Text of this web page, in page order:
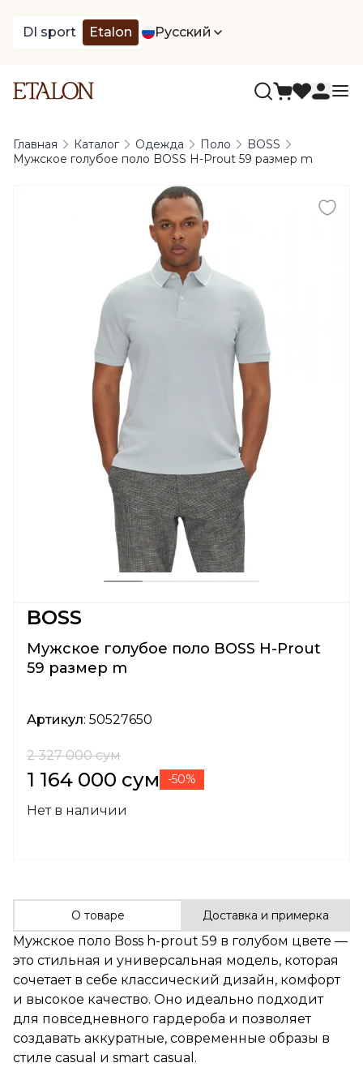
DI sport Etalon Русский
Главная Каталог Одежда Поло
BOSS
Мужское голубое поло BOSS H-Prout 59 размер m
BOSS
Мужское голубое поло BOSS H-Prout
59 размер m
Артикул: 50527650
2 327 000 сум
1 164 000 сум -50%
Нет в наличии
О товаре Доставка и примерка
Мужское поло Boss h-prout 59 в голубом цвете —
это стильная и универсальная модель, которая
сочетает в себе классический дизайн, комфорт
и высокое качество. Оно идеально подходит
для повседневного гардероба и позволяет
создавать аккуратные, современные образы в
стиле casual и smart casual.